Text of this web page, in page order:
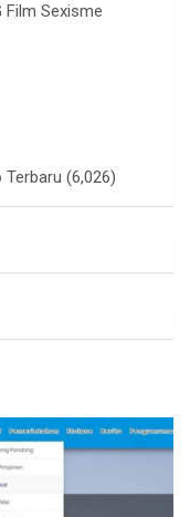
Film Sexisme
Terbaru (6,026)